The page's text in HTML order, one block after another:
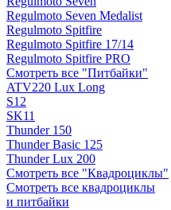
Regulmoto Seven Medalist
Regulmoto Spitfire
Regulmoto Spitfire 17/14
Regulmoto Spitfire PRO
Смотреть все "Питбайки"
ATV220 Lux Long
S12
SK11
Thunder 150
Thunder Basic 125
Thunder Lux 200
Смотреть все "Квадроциклы"
Смотреть все квадроциклы
и питбайки